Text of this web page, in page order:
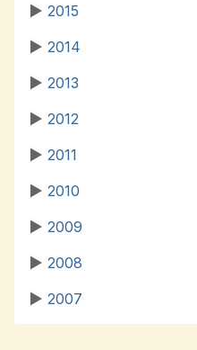
▶ 2015
▶ 2014
▶ 2013
▶ 2012
▶ 2011
▶ 2010
▶ 2009
▶ 2008
▶ 2007